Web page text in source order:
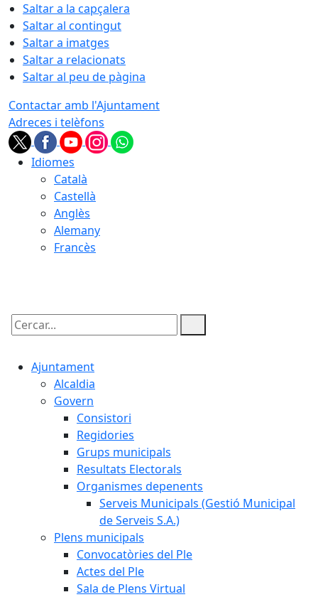
Saltar a la capçalera
Saltar al contingut
Saltar a imatges
Saltar a relacionats
Saltar al peu de pàgina
Contactar amb l'Ajuntament
Adreces i telèfons
Idiomes
Català
Castellà
Anglès
Alemany
Francès
Cercar:
Ajuntament
Alcaldia
Govern
Consistori
Regidories
Grups municipals
Resultats Electorals
Organismes depenents
Serveis Municipals (Gestió Municipal
de Serveis S.A.)
Plens municipals
Convocatòries del Ple
Actes del Ple
Sala de Plens Virtual